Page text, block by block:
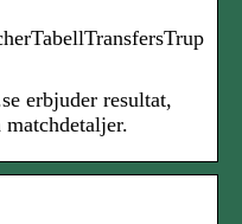
erbjuder resultat,